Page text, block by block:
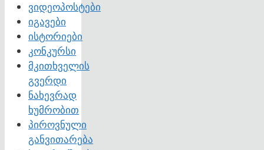
ვიდეოპოსტები
იგავები
ისტორიები
კონკურსი
მკითხველის
გვერდი
ნახევრად
ხუმრობით
პიროვნული
განვითარება